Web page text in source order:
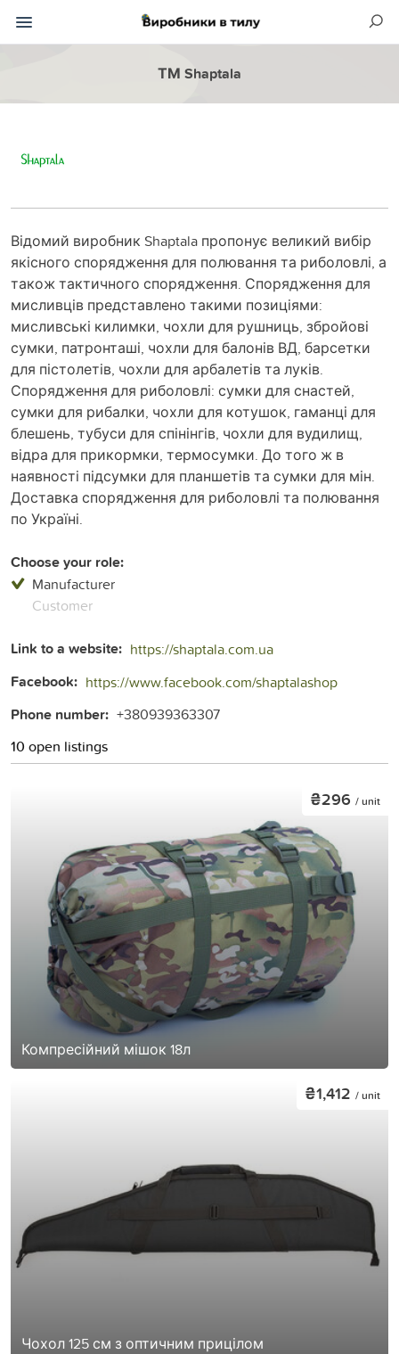
ТМ Shaptala
Відомий виробник Shaptala пропонує великий вибір
якісного спорядження для полювання та риболовлі, а
також тактичного спорядження. Спорядження для
мисливців представлено такими позиціями:
мисливські килимки, чохли для рушниць, збройові
сумки, патронташі, чохли для балонів ВД, барсетки
для пістолетів, чохли для арбалетів та луків.
Спорядження для риболовлі: сумки для снастей,
сумки для рибалки, чохли для котушок, гаманці для
блешень, тубуси для спінінгів, чохли для вудилищ,
відра для прикормки, термосумки. До того ж в
наявності підсумки для планшетів та сумки для мін.
Доставка спорядження для риболовлі та полювання
по Україні.
Choose your role:
Manufacturer
Customer
Link to a website: https://shaptala.com.ua
Facebook: https://www.facebook.com/shaptalashop
Phone number: +380939363307
10 open listings
Компресійний мішок 18л
₴296 / unit
Чохол 125 см з оптичним прицілом
₴1,412 / unit